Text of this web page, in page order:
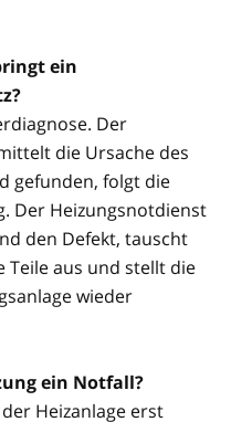
ein
Der
die Ursache des
gefunden, folgt die
Der Heizungsnotdienst
den Defekt, tauscht
aus und stellt die
wieder
ein Notfall?
Heizanlage erst